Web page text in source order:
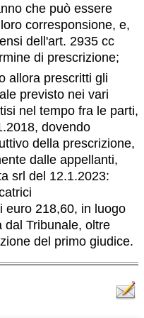
che può essere
corresponsione, e,
dell'art. 2935 cc
di prescrizione;
allora prescritti gli
previsto nei vari
nel tempo fra le parti,
dovendo
della prescrizione,
dalle appellanti,
srl del 12.1.2023:
euro 218,60, in luogo
dal Tribunale, oltre
del primo giudice.